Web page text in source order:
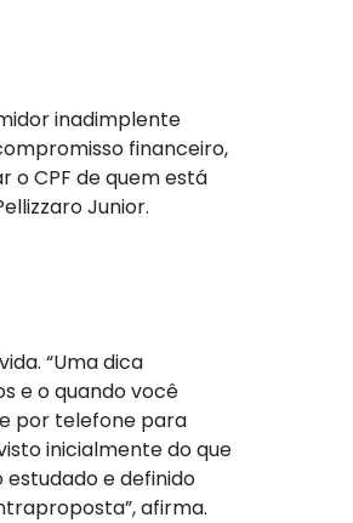
inadimplente
financeiro,
o CPF de quem está
Junior.
“Uma dica
e o quando você
por telefone para
inicialmente do que
estudado e definido
afirma.